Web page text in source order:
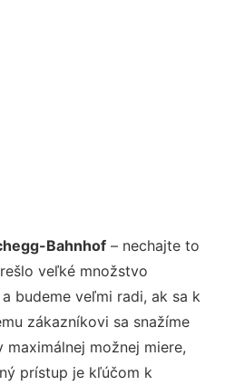
Bahnhof – nechajte to
veľké množstvo
budeme veľmi radi, ak sa k
zákazníkovi sa snažíme
možnej miere,
prístup je kľúčom k